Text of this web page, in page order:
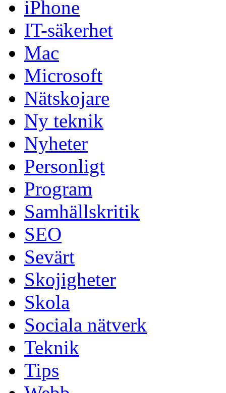
iPhone
IT-säkerhet
Mac
Microsoft
Nätskojare
Ny teknik
Nyheter
Personligt
Program
Samhällskritik
SEO
Sevärt
Skojigheter
Skola
Sociala nätverk
Teknik
Tips